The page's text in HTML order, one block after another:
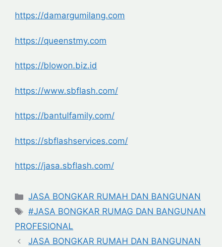
https://damargumilang.com
https://queenstmy.com
https://blowon.biz.id
https://www.sbflash.com/
https://bantulfamily.com/
https://sbflashservices.com/
https://jasa.sbflash.com/
Categories
JASA BONGKAR RUMAH DAN BANGUNAN
Tags
#JASA BONGKAR RUMAG DAN BANGUNAN
PROFESIONAL
JASA BONGKAR RUMAH DAN BANGUNAN